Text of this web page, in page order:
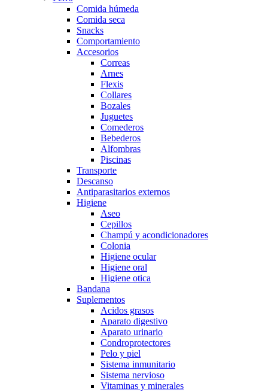
Comida húmeda
Comida seca
Snacks
Comportamiento
Accesorios
Correas
Arnes
Flexis
Collares
Bozales
Juguetes
Comederos
Bebederos
Alfombras
Piscinas
Transporte
Descanso
Antiparasitarios externos
Higiene
Aseo
Cepillos
Champú y acondicionadores
Colonia
Higiene ocular
Higiene oral
Higiene otica
Bandana
Suplementos
Acidos grasos
Aparato digestivo
Aparato urinario
Condroprotectores
Pelo y piel
Sistema inmunitario
Sistema nervioso
Vitaminas y minerales